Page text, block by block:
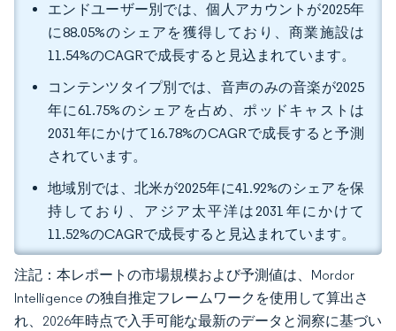
エンドユーザー別では、個人アカウントが2025年
に88.05%のシェアを獲得しており、商業施設は
11.54%のCAGRで成長すると見込まれています。
コンテンツタイプ別では、音声のみの音楽が2025
年に61.75%のシェアを占め、ポッドキャストは
2031年にかけて16.78%のCAGRで成長すると予測
されています。
地域別では、北米が2025年に41.92%のシェアを保
持しており、アジア太平洋は2031年にかけて
11.52%のCAGRで成長すると見込まれています。
注記：本レポートの市場規模および予測値は、Mordor
Intelligence の独自推定フレームワークを使用して算出さ
れ、2026年時点で入手可能な最新のデータと洞察に基づい